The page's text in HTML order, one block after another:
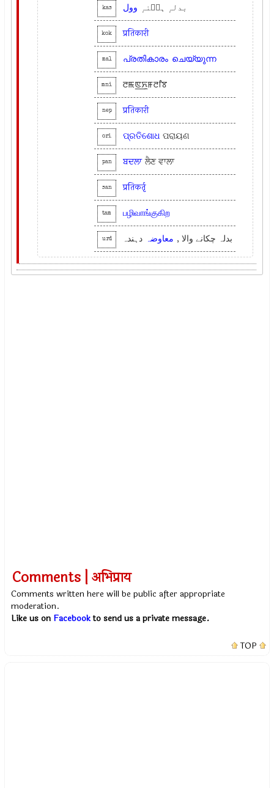
kas بدلہٕ ہٮ۪نہٕ وول
kok प्रतिकारी
mal പ്രതികാരം ചെയ്യുന്ന
mni ꯂꯃꯟ꯭ꯈꯨꯝꯂꯤꯕ
nep प्रतिकारी
ori ପ୍ରତିଶୋଧ ପରାୟଣ
pan ਬਦਲਾਲੈਣ ਵਾਲਾ
san प्रतिकर्तृ
tam பழிவாங்குகிற
urd بدلہ چکانے والا , معاوضہ دہندہ
Comments | अभिप्राय
Comments written here will be public after appropriate
moderation.
Like us on Facebookto send us a private message.
TOP